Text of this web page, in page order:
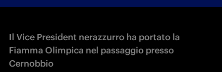
Il Vice President nerazzurro ha portato la
Fiamma Olimpica nel passaggio presso
Cernobbio